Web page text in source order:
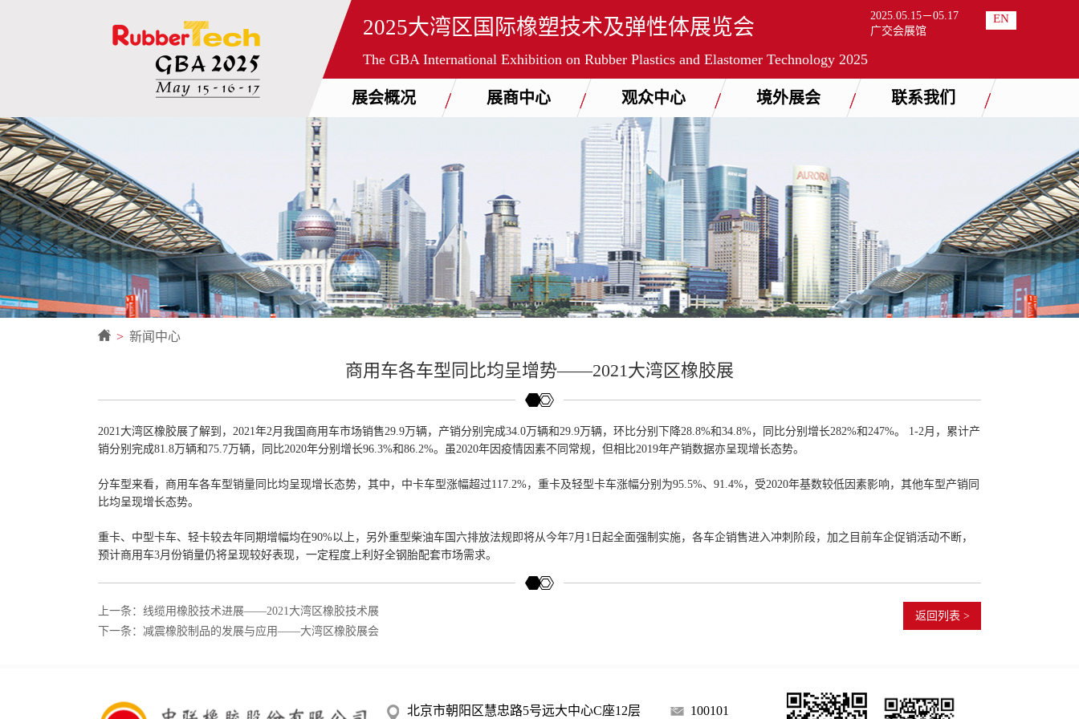
2025大湾区国际橡塑技术及弹性体展览会
The GBA International Exhibition on Rubber Plastics and Elastomer Technology 2025
EN
2025.05.15－05.17
广交会展馆
展会概况 展商中心 观众中心 境外展会 联系我们
> 新闻中心
商用车各车型同比均呈增势——2021大湾区橡胶展
2021大湾区橡胶展了解到，2021年2月我国商用车市场销售29.9万辆，产销分别完成34.0万辆和29.9万辆，环比分别下降28.8%和34.8%，同比分别增长282%和247%。 1-2月，累计产
销分别完成81.8万辆和75.7万辆，同比2020年分别增长96.3%和86.2%。虽2020年因疫情因素不同常规，但相比2019年产销数据亦呈现增长态势。
分车型来看，商用车各车型销量同比均呈现增长态势，其中，中卡车型涨幅超过117.2%，重卡及轻型卡车涨幅分别为95.5%、91.4%，受2020年基数较低因素影响，其他车型产销同
比均呈现增长态势。
重卡、中型卡车、轻卡较去年同期增幅均在90%以上，另外重型柴油车国六排放法规即将从今年7月1日起全面强制实施，各车企销售进入冲刺阶段，加之目前车企促销活动不断，
预计商用车3月份销量仍将呈现较好表现，一定程度上利好全钢胎配套市场需求。
上一条：线缆用橡胶技术进展——2021大湾区橡胶技术展
下一条：减震橡胶制品的发展与应用——大湾区橡胶展会
返回列表 >
北京市朝阳区慧忠路5号远大中心C座12层 100101